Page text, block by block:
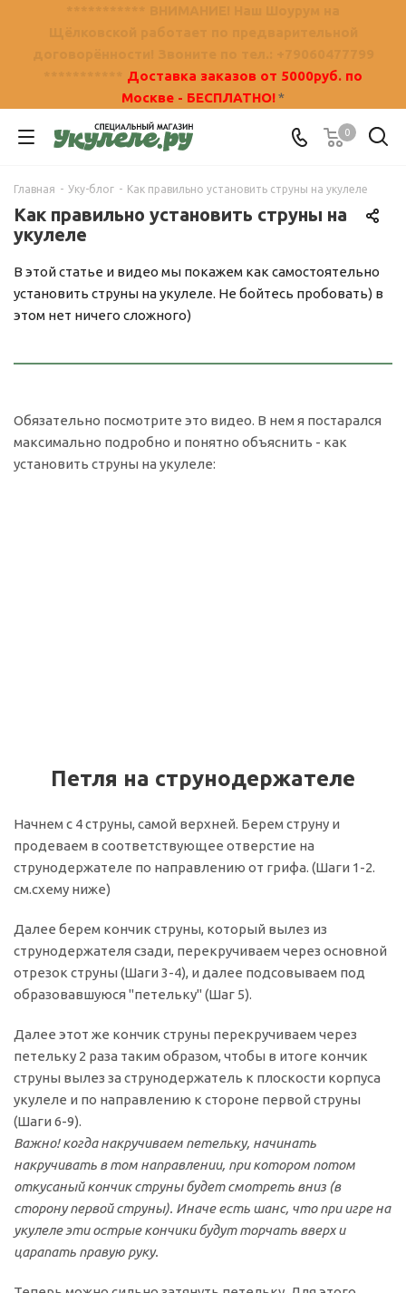
Доставка заказов от 5000руб. по
Москве - БЕСПЛАТНО!*
0
Главная - Уку-блог - Как правильно установить струны на укулеле
Как правильно установить струны на
укулеле
В этой статье и видео мы покажем как самостоятельно
установить струны на укулеле. Не бойтесь пробовать) в
этом нет ничего сложного)
Обязательно посмотрите это видео. В нем я постарался
максимально подробно и понятно объяснить - как
установить струны на укулеле:
Петля на струнодержателе
Начнем с 4 струны, самой верхней. Берем струну и
продеваем в соответствующее отверстие на
струнодержателе по направлению от грифа. (Шаги 1-2.
см.схему ниже)
Далее берем кончик струны, который вылез из
струнодержателя сзади, перекручиваем через основной
отрезок струны (Шаги 3-4), и далее подсовываем под
образовавшуюся "петельку" (Шаг 5).
Далее этот же кончик струны перекручиваем через
петельку 2 раза таким образом, чтобы в итоге кончик
струны вылез за струнодержатель к плоскости корпуса
укулеле и по направлению к стороне первой струны
(Шаги 6-9).
Важно! когда накручиваем петельку, начинать
накручивать в том направлении, при котором потом
откусаный кончик струны будет смотреть вниз (в
сторону первой струны). Иначе есть шанс, что при игре на
укулеле эти острые кончики будут торчать вверх и
царапать правую руку.